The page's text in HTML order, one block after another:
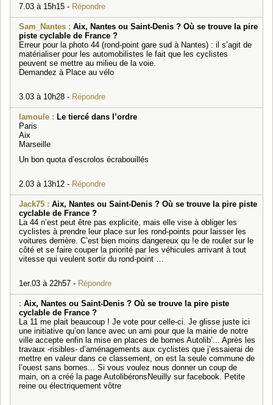
7.03 à 15h15 - Répondre
Sam_Nantes : Aix, Nantes ou Saint-Denis ? Où se trouve la pire
piste cyclable de France ?
Erreur pour la photo 44 (rond-point gare sud à Nantes) : il s’agit de
matérialiser pour les automobilistes le fait que les cyclistes
peuvent se mettre au milieu de la voie.
Demandez à Place au vélo
3.03 à 10h28 - Répondre
lamoule : Le tiercé dans l’ordre
Paris
Aix
Marseille
Un bon quota d’escrolos écrabouillés
2.03 à 13h12 - Répondre
Jack75 : Aix, Nantes ou Saint-Denis ? Où se trouve la pire piste
cyclable de France ?
La 44 n’est peut être pas explicite, mais elle vise à obliger les
cyclistes à prendre leur place sur les rond-points pour laisser les
voitures derrière. C’est bien moins dangereux qu !e de rouler sur le
côté et se faire couper la priorité par les véhicules arrivant à tout
vitesse qui veulent sortir du rond-point …
1er.03 à 22h57 - Répondre
: Aix, Nantes ou Saint-Denis ? Où se trouve la pire piste
cyclable de France ?
La 11 me plait beaucoup ! Je vote pour celle-ci. Je glisse juste ici
une initiative qu’on lance avec un ami pour que la mairie de notre
ville accepte enfin la mise en places de bornes Autolib’... Après les
travaux -risibles- d’aménagements aux cyclistes que j’essaierai de
mettre en valeur dans ce classement, on est la seule commune de
l’ouest sans bornes... Si vous voulez nous donner un coup de
main, on a créé la page AutolibéronsNeuilly sur facebook. Petite
reine ou électriquement vôtre